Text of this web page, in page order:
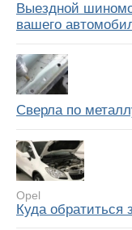
Выездной
вашего
Сверла по
Opel
Куда обратиться